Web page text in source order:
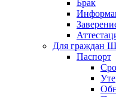
Брак
Для граждан
Паспорт